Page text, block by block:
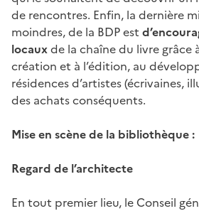
de rencontres. Enfin, la dernière
moindres, de la BDP est
locauxde la chaîne du livre grâce
création et à l’édition, au
résidences d’artistes (écrivaines,
des achats conséquents.
Mise en scène de la bibliothèque :
Regard de l’architecte
En tout premier lieu, le Conseil